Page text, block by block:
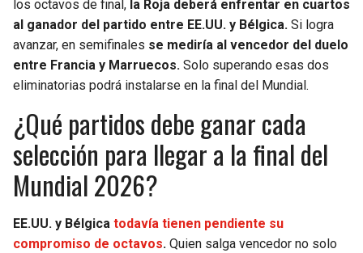
los octavos de final, la Roja deberá enfrentar en cuartos
al ganador del partido entre EE.UU. y Bélgica. Si logra
avanzar, en semifinales se mediría al vencedor del duelo
entre Francia y Marruecos. Solo superando esas dos
eliminatorias podrá instalarse en la final del Mundial.
¿Qué partidos debe ganar cada
selección para llegar a la final del
Mundial 2026?
EE.UU. y Bélgica todavía tienen pendiente su
compromiso de octavos. Quien salga vencedor no solo